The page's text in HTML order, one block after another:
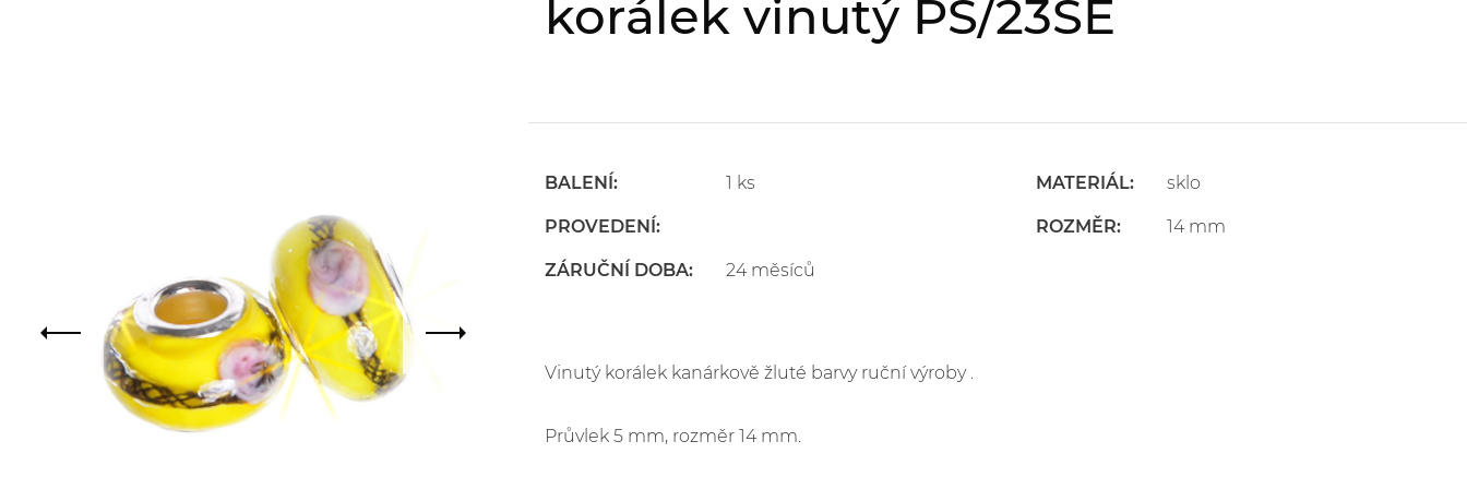
korálek vinutý PS/23SE
BALENÍ: 1 ks
PROVEDENÍ:
ZÁRUČNÍ DOBA: 24 měsíců
MATERIÁL: sklo
ROZMĚR: 14 mm
Vinutý korálek kanárkově žluté barvy ruční výroby .
Průvlek 5 mm, rozměr 14 mm.